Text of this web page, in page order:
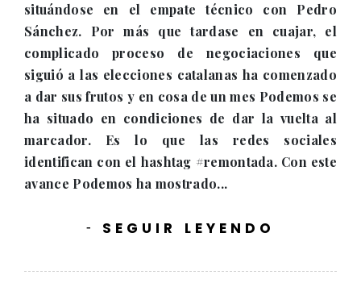
situándose en el empate técnico con Pedro
Sánchez. Por más que tardase en cuajar, el
complicado proceso de negociaciones que
siguió a las elecciones catalanas ha comenzado
a dar sus frutos y en cosa de un mes Podemos se
ha situado en condiciones de dar la vuelta al
marcador. Es lo que las redes sociales
identifican con el hashtag #remontada. Con este
avance Podemos ha mostrado...
- SEGUIR LEYENDO